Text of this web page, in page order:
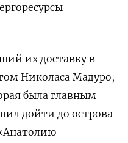
их доставку в
Николаса Мадуро,
была главным
дойти до острова